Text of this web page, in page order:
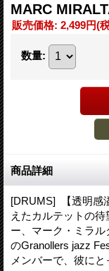
MARC
販売価格: 2,499円(
数量:
商品詳細
[DRUMS] 【透明感
えたカルテットの
ー、マーク・ミラ
のGranollers jazz
メンバーで、彼に